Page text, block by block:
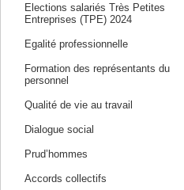
Elections salariés Très Petites
Entreprises (TPE) 2024
Egalité professionnelle
Formation des représentants du
personnel
Qualité de vie au travail
Dialogue social
Prud’hommes
Accords collectifs